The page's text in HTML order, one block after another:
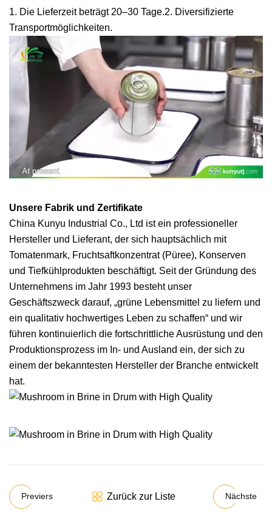
1. Die Lieferzeit beträgt 20–30 Tage.2. Diversifizierte
Transportmöglichkeiten.
Unsere Fabrik und Zertifikate
China Kunyu Industrial Co., Ltd ist ein professioneller
Hersteller und Lieferant, der sich hauptsächlich mit
Tomatenmark, Fruchtsaftkonzentrat (Püree), Konserven
und Tiefkühlprodukten beschäftigt. Seit der Gründung des
Unternehmens im Jahr 1993 besteht unser
Geschäftszweck darauf, „grüne Lebensmittel zu liefern und
ein qualitativ hochwertiges Leben zu schaffen“ und wir
führen kontinuierlich die fortschrittliche Ausrüstung und den
Produktionsprozess im In- und Ausland ein, der sich zu
einem der bekanntesten Hersteller der Branche entwickelt
hat.
Previers Zurück zur Liste Nächste